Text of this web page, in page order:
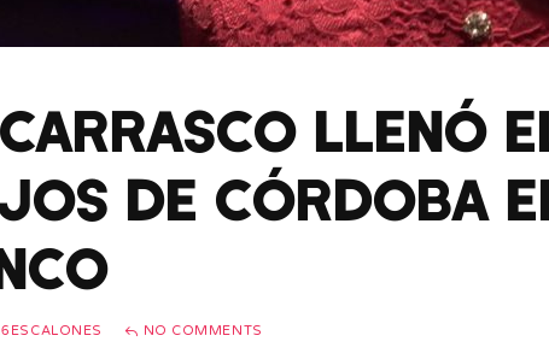
LLENÓ
DE CÓRDOBA
NO COMMENTS